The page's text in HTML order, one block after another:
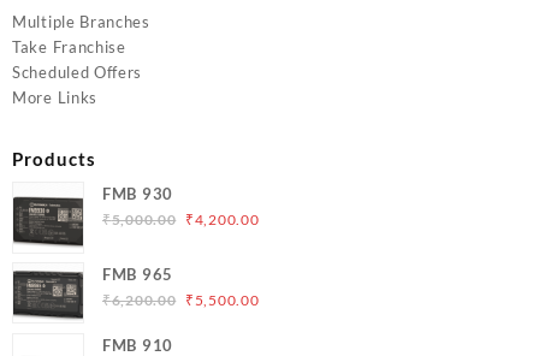
Multiple Branches
Take Franchise
Scheduled Offers
More Links
Products
FMB 930
₹5,000.00 Original
₹5,000.00.
₹4,200.00Current
FMB 965
₹6,200.00 Original
₹ 5,500.00Current
FMB 910